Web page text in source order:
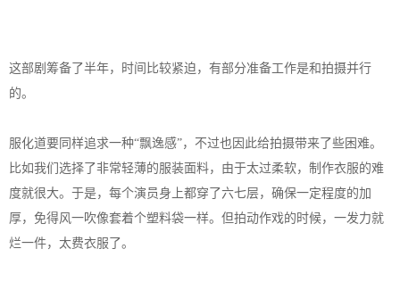
这部剧筹备了半年，时间比较紧迫，有部分准备工作是和拍摄并行
的。
服化道要同样追求一种“飘逸感”，不过也因此给拍摄带来了些困难。
比如我们选择了非常轻薄的服装面料，由于太过柔软，制作衣服的难
度就很大。于是，每个演员身上都穿了六七层，确保一定程度的加
厚，免得风一吹像套着个塑料袋一样。但拍动作戏的时候，一发力就
烂一件，太费衣服了。